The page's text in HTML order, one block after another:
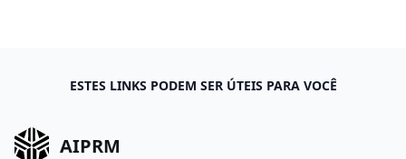
ESTES LINKS PODEM SER ÚTEIS PARA VOCÊ
AIPRM